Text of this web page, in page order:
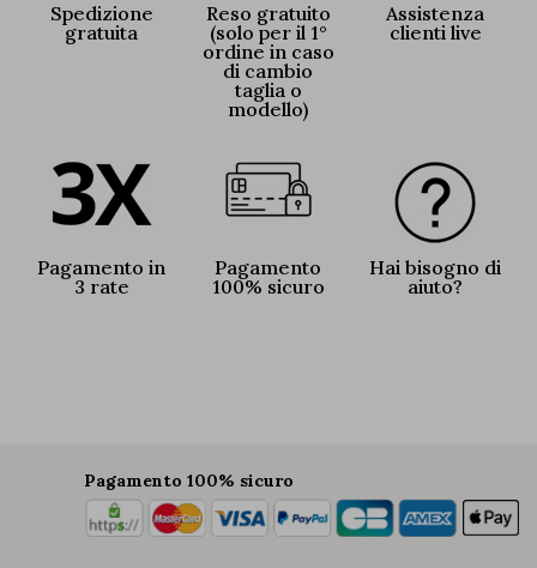
Spedizione
gratuita
Reso gratuito
(solo per il 1°
ordine in caso
di cambio
taglia o
modello)
Assistenza
clienti live
Pagamento in
3 rate
Pagamento
100% sicuro
Hai bisogno di
aiuto?
Pagamento 100% sicuro